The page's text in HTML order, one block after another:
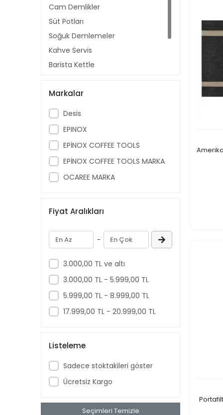
Cam Demlikler
Süt Potları
Soğuk Demlemeler
Kahve Servis
Barista Kettle
Makine Fırçaları
Markalar
Desis
EPINOX
EPİNOX COFFEE TOOLS
EPİNOX COFFEE TOOLS MARKA
OCAREE MARKA
Fiyat Aralıkları
-
3.000,00 TL ve altı
3.000,00 TL - 5.999,00 TL
5.999,00 TL - 8.999,00 TL
17.999,00 TL - 20.999,00 TL
Listeleme
Sadece stoktakileri göster
Ücretsiz Kargo
Seçimleri Temizle